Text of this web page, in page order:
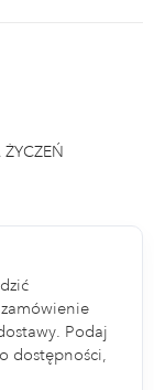
ŻYCZEŃ
Podaj
dostępności,